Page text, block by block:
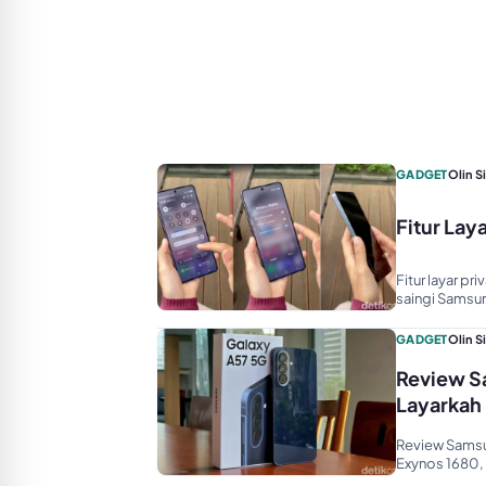
GADGETOlin
Fitur
Fitur layar
saingi
GADGETOlin
Review
Review
Exynos